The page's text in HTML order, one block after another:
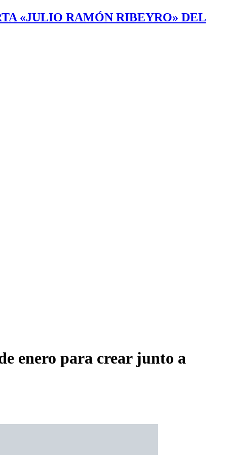
«JULIO RAMÓN RIBEYRO» DEL
enero para crear junto a